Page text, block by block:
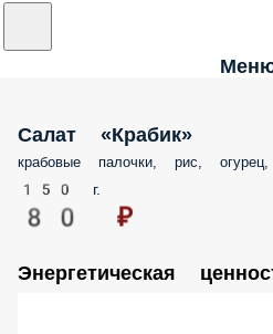
Салат «Крабик»
крабовые палочки, рис,
150 г.
80 ₽
Энергетическая